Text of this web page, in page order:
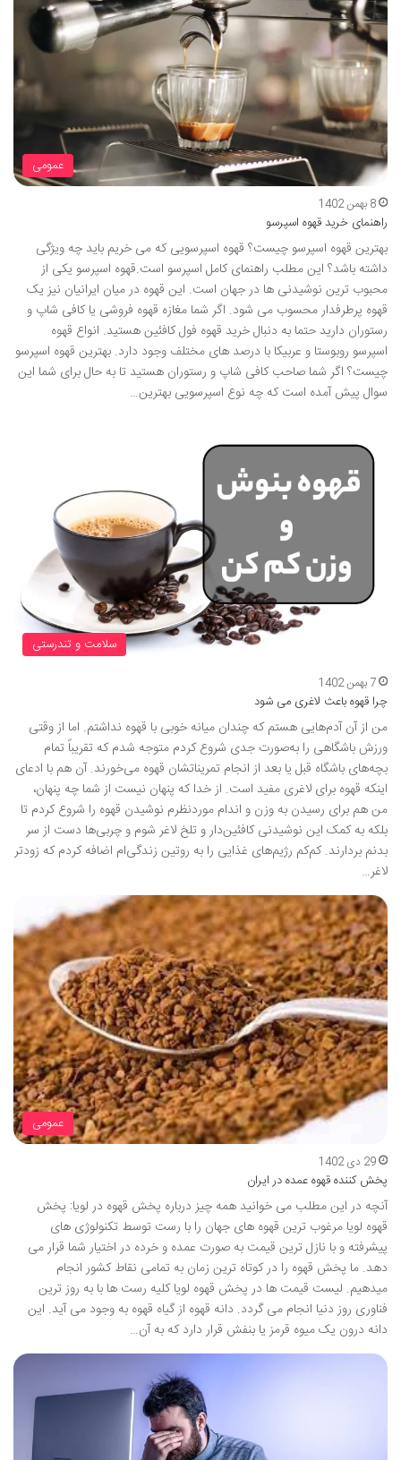
عمومی
8 بهمن 1402
راهنمای خرید قهوه اسپرسو
بهترین قهوه اسپرسو چیست؟ قهوه اسپرسویی که می خریم باید چه ویژگی
داشته باشد؟ این مطلب راهنمای کامل اسپرسو است.قهوه اسپرسو یکی از
محبوب ترین نوشیدنی ها در جهان است. این قهوه در میان ایرانیان نیز یک
قهوه پرطرفدار محسوب می شود. اگر شما مغازه قهوه فروشی یا کافی شاپ و
رستوران دارید حتما به دنبال خرید قهوه فول کافئین هستید. انواع قهوه
اسپرسو روبوستا و عربیکا با درصد های مختلف وجود دارد. بهترین قهوه اسپرسو
چیست؟ اگر شما صاحب کافی شاپ و رستوران هستید تا به حال برای شما این
سوال پیش آمده است که چه نوع اسپرسویی بهترین…
سلامت و تندرستی
7 بهمن 1402
چرا قهوه باعث لاغری می شود
من از آن آدم‌هایی هستم که چندان میانه خوبی با قهوه نداشتم. اما از وقتی
ورزش باشگاهی را به‌صورت جدی شروع کردم متوجه شدم که تقریباً تمام
بچه‌های باشگاه قبل یا بعد از انجام تمریناتشان قهوه می‌خورند. آن هم با ادعای
اینکه قهوه برای لاغری مفید است. از خدا که پنهان نیست از شما چه پنهان،
من هم برای رسیدن به وزن و اندام موردنظرم نوشیدن قهوه را شروع کردم تا
بلکه به کمک این نوشیدنی کافئین‌دار و تلخ لاغر شوم و چربی‌ها دست از سر
بدنم بردارند. کم‌کم رژیم‌های غذایی را به روتین زندگی‌ام اضافه کردم که زودتر
لاغر…
عمومی
29 دی 1402
پخش کننده قهوه عمده در ایران
آنچه در این مطلب می خوانید همه چیز درباره پخش قهوه در لویا: پخش
قهوه لویا مرغوب ترین قهوه های جهان را با رست توسط تکنولوژی های
پیشرفته و با نازل ترین قیمت به صورت عمده و خرده در اختیار شما قرار می
دهد. ما پخش قهوه را در کوتاه ترین زمان به تمامی نقاط کشور انجام
میدهیم. لیست قیمت ها در پخش قهوه لویا کلیه رست ها با به روز ترین
فناوری روز دنیا انجام می گردد. دانه قهوه از گیاه قهوه به وجود می آید. این
دانه درون یک میوه قرمز یا بنفش قرار دارد که به آن…